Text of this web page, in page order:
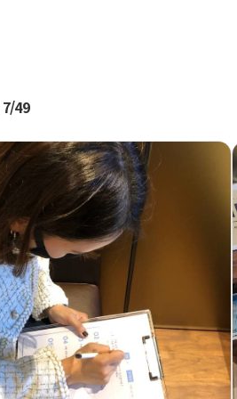
7/49